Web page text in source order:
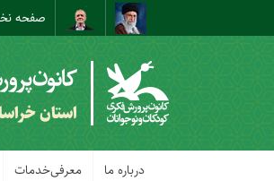
صفحه
استان
درباره ما معرفی‌خدمات